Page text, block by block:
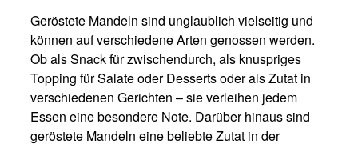
Geröstete Mandeln sind unglaublich vielseitig und
können auf verschiedene Arten genossen werden.
Ob als Snack für zwischendurch, als knuspriges
Topping für Salate oder Desserts oder als Zutat in
verschiedenen Gerichten – sie verleihen jedem
Essen eine besondere Note. Darüber hinaus sind
geröstete Mandeln eine beliebte Zutat in der